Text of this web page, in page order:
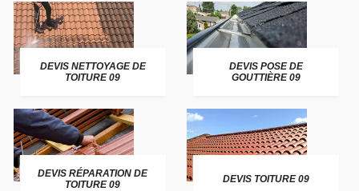
DEVIS NETTOYAGE DE
TOITURE 09
DEVIS POSE DE
GOUTTIÈRE 09
DEVIS RÉPARATION DE
TOITURE 09
DEVIS TOITURE 09